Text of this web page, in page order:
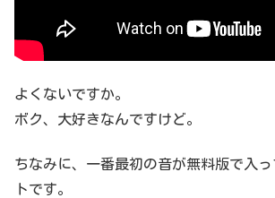
よくないですか。
ボク、大好きなんですけど。
ちなみに、一番最初の音が無料版で入
トです。